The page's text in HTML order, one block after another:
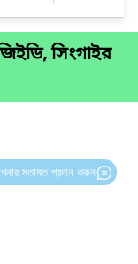
সিংগাইর
মতামত প্রদান করুন